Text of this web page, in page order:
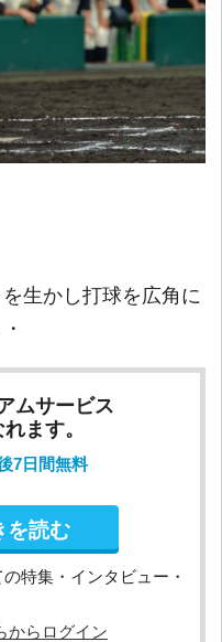
生かし打球を広角に
ムサービス
ます。
7日間無料
を読む
特集・インタビュー・
からログイン